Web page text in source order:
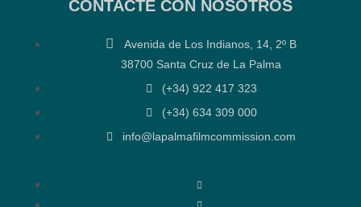
CONTACTE CON NOSOTROS
Avenida de Los Indianos, 14, 2º B
38700 Santa Cruz de La Palma
(+34) 922 417 323
(+34) 634 309 000
info@lapalmafilmcommission.com